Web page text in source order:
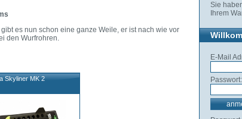
gibt es nun schon eine ganze Weile, er ist nach wie vor
den Wurfrohren.
Skyliner MK 2
Sie
Ihrem
E-Mail
Passwort: